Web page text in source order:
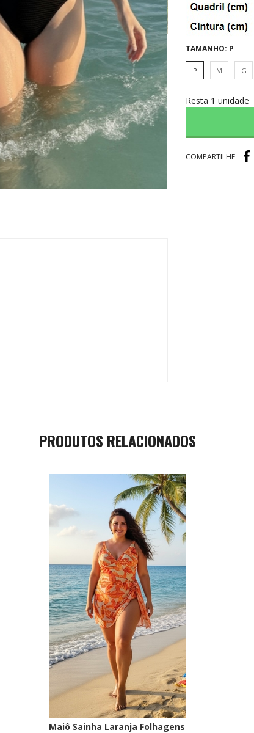
TAMANHO: P
P M G
Resta 1 unidade
PRODUTOS RELACIONADOS
Maiô Sainha Laranja Folhagens